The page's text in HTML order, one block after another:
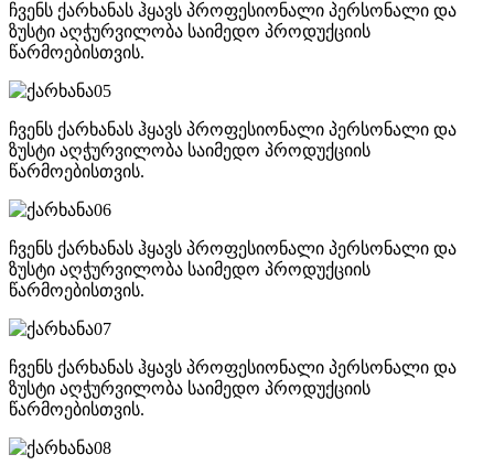
ჩვენს ქარხანას ჰყავს პროფესიონალი პერსონალი და
ზუსტი აღჭურვილობა საიმედო პროდუქციის
წარმოებისთვის.
ჩვენს ქარხანას ჰყავს პროფესიონალი პერსონალი და
ზუსტი აღჭურვილობა საიმედო პროდუქციის
წარმოებისთვის.
ჩვენს ქარხანას ჰყავს პროფესიონალი პერსონალი და
ზუსტი აღჭურვილობა საიმედო პროდუქციის
წარმოებისთვის.
ჩვენს ქარხანას ჰყავს პროფესიონალი პერსონალი და
ზუსტი აღჭურვილობა საიმედო პროდუქციის
წარმოებისთვის.